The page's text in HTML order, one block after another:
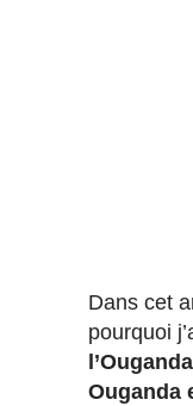
Dans cet
pourquoi
l’Ouganda
Ouganda